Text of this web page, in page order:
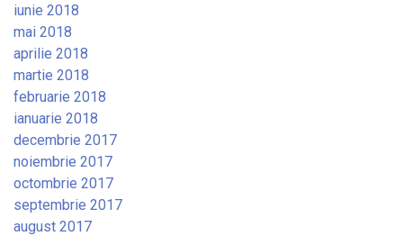
iunie 2018
mai 2018
aprilie 2018
martie 2018
februarie 2018
ianuarie 2018
decembrie 2017
noiembrie 2017
octombrie 2017
septembrie 2017
august 2017